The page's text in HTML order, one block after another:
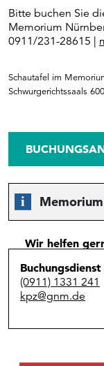
Bitte buchen Sie
Memorium
0911/231-28615 |
Schautafel im
Schwurgerichtssaals
Wir helfen
(0911) 1331 241
kpz@gnm.de